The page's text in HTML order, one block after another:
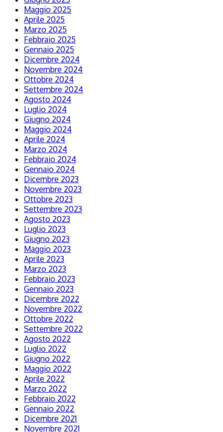
Maggio 2025
Aprile 2025
Marzo 2025
Febbraio 2025
Gennaio 2025
Dicembre 2024
Novembre 2024
Ottobre 2024
Settembre 2024
Agosto 2024
Luglio 2024
Giugno 2024
Maggio 2024
Aprile 2024
Marzo 2024
Febbraio 2024
Gennaio 2024
Dicembre 2023
Novembre 2023
Ottobre 2023
Settembre 2023
Agosto 2023
Luglio 2023
Giugno 2023
Maggio 2023
Aprile 2023
Marzo 2023
Febbraio 2023
Gennaio 2023
Dicembre 2022
Novembre 2022
Ottobre 2022
Settembre 2022
Agosto 2022
Luglio 2022
Giugno 2022
Maggio 2022
Aprile 2022
Marzo 2022
Febbraio 2022
Gennaio 2022
Dicembre 2021
Novembre 2021